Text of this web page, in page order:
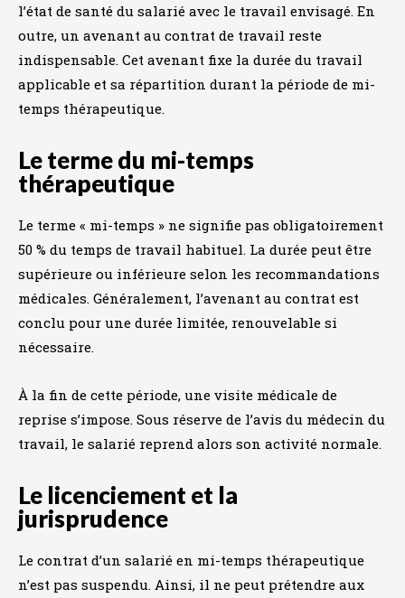
l’état de santé du salarié avec le travail envisagé. En
outre, un avenant au contrat de travail reste
indispensable. Cet avenant fixe la durée du travail
applicable et sa répartition durant la période de mi-
temps thérapeutique.
Le terme du mi-temps
thérapeutique
Le terme « mi-temps » ne signifie pas obligatoirement
50 % du temps de travail habituel. La durée peut être
supérieure ou inférieure selon les recommandations
médicales. Généralement, l’avenant au contrat est
conclu pour une durée limitée, renouvelable si
nécessaire.
À la fin de cette période, une visite médicale de
reprise s’impose. Sous réserve de l’avis du médecin du
travail, le salarié reprend alors son activité normale.
Le licenciement et la
jurisprudence
Le contrat d’un salarié en mi-temps thérapeutique
n’est pas suspendu. Ainsi, il ne peut prétendre aux